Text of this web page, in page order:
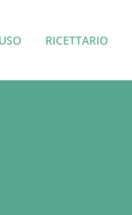
RICETTARIO